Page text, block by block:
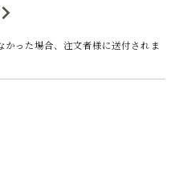
った場合、注文者様に送付されま